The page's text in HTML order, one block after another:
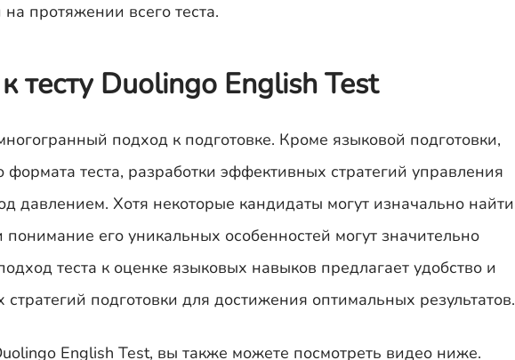
протяжении всего теста.
тесту Duolingo English Test
подход к подготовке. Кроме языковой подготовки,
теста, разработки эффективных стратегий управления
давлением. Хотя некоторые кандидаты могут изначально найти
его уникальных особенностей могут значительно
теста к оценке языковых навыков предлагает удобство и
подготовки для достижения оптимальных результатов.
English Test, вы также можете посмотреть видео ниже.